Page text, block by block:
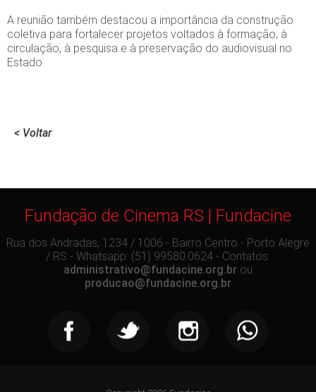
A reunião também destacou a importância da construção
coletiva para fortalecer projetos voltados à formação, à
circulação, à pesquisa e à preservação do audiovisual no
Estado.
< Voltar
Fundação de Cinema RS | Fundacine
Rua dos Andradas, 1234 / 1006 - Bairro Centro - Porto Alegre
/ RS - Whatsapp: (51) 99580.0624 - Contatos:
administrativo@fundacine.org.br ou
producao@fundacine.org.br